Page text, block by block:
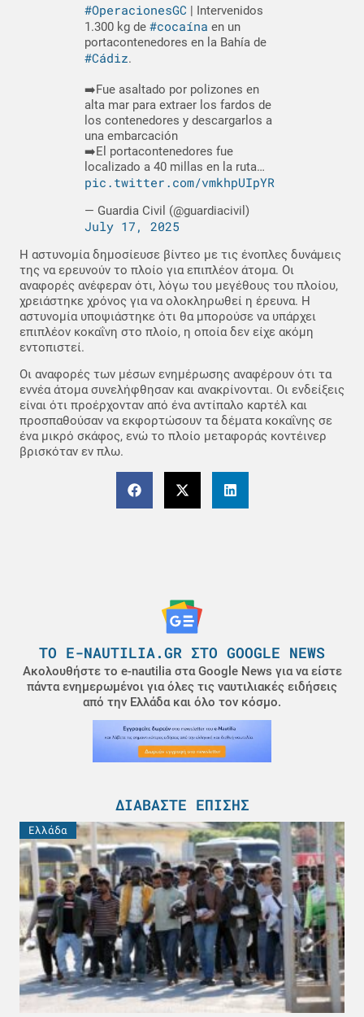
#OperacionesGC | Intervenidos
1.300 kg de #cocaína en un
portacontenedores en la Bahía de
#Cádiz.
➡️Fue asaltado por polizones en
alta mar para extraer los fardos de
los contenedores y descargarlos a
una embarcación
➡️El portacontenedores fue
localizado a 40 millas en la ruta…
pic.twitter.com/vmkhpUIpYR
— Guardia Civil (@guardiacivil)
July 17, 2025
Η αστυνομία δημοσίευσε βίντεο με τις ένοπλες δυνάμεις
της να ερευνούν το πλοίο για επιπλέον άτομα. Οι
αναφορές ανέφεραν ότι, λόγω του μεγέθους του πλοίου,
χρειάστηκε χρόνος για να ολοκληρωθεί η έρευνα. Η
αστυνομία υποψιάστηκε ότι θα μπορούσε να υπάρχει
επιπλέον κοκαΐνη στο πλοίο, η οποία δεν είχε ακόμη
εντοπιστεί.
Οι αναφορές των μέσων ενημέρωσης αναφέρουν ότι τα
εννέα άτομα συνελήφθησαν και ανακρίνονται. Οι ενδείξεις
είναι ότι προέρχονταν από ένα αντίπαλο καρτέλ και
προσπαθούσαν να εκφορτώσουν τα δέματα κοκαΐνης σε
ένα μικρό σκάφος, ενώ το πλοίο μεταφοράς κοντέινερ
βρισκόταν εν πλω.
ΤΟ E-NAUTILIA.GR ΣΤΟ GOOGLE NEWS
Ακολουθήστε το e-nautilia στα Google News για να είστε
πάντα ενημερωμένοι για όλες τις ναυτιλιακές ειδήσεις
από την Ελλάδα και όλο τον κόσμο.
ΔΙΑΒΆΣΤΕ ΕΠΊΣΗΣ
Ελλάδα